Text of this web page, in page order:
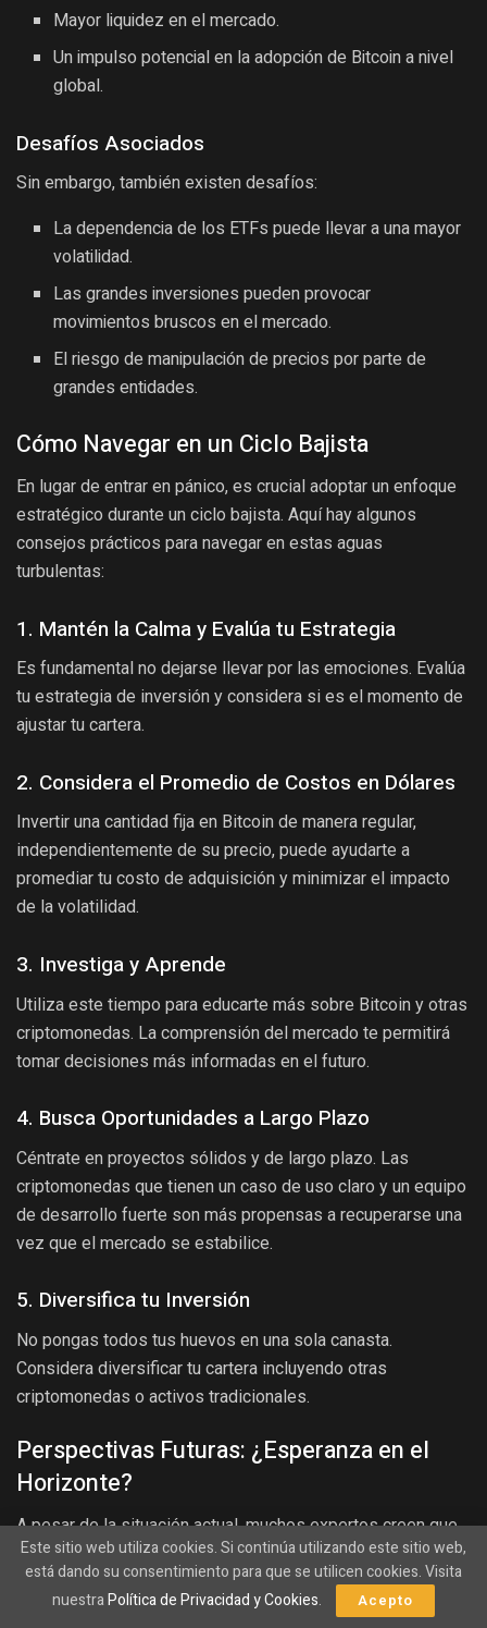
Mayor liquidez en el mercado.
Un impulso potencial en la adopción de Bitcoin a nivel
global.
Desafíos Asociados
Sin embargo, también existen desafíos:
La dependencia de los ETFs puede llevar a una mayor
volatilidad.
Las grandes inversiones pueden provocar
movimientos bruscos en el mercado.
El riesgo de manipulación de precios por parte de
grandes entidades.
Cómo Navegar en un Ciclo Bajista
En lugar de entrar en pánico, es crucial adoptar un enfoque
estratégico durante un ciclo bajista. Aquí hay algunos
consejos prácticos para navegar en estas aguas
turbulentas:
1. Mantén la Calma y Evalúa tu Estrategia
Es fundamental no dejarse llevar por las emociones. Evalúa
tu estrategia de inversión y considera si es el momento de
ajustar tu cartera.
2. Considera el Promedio de Costos en Dólares
Invertir una cantidad fija en Bitcoin de manera regular,
independientemente de su precio, puede ayudarte a
promediar tu costo de adquisición y minimizar el impacto
de la volatilidad.
3. Investiga y Aprende
Utiliza este tiempo para educarte más sobre Bitcoin y otras
criptomonedas. La comprensión del mercado te permitirá
tomar decisiones más informadas en el futuro.
4. Busca Oportunidades a Largo Plazo
Céntrate en proyectos sólidos y de largo plazo. Las
criptomonedas que tienen un caso de uso claro y un equipo
de desarrollo fuerte son más propensas a recuperarse una
vez que el mercado se estabilice.
5. Diversifica tu Inversión
No pongas todos tus huevos en una sola canasta.
Considera diversificar tu cartera incluyendo otras
criptomonedas o activos tradicionales.
Perspectivas Futuras: ¿Esperanza en el
Horizonte?
A pesar de la situación actual, muchos expertos creen que
el futuro de Bitcoin sigue siendo prometedor. La adopción
institucional, la creciente aceptación como medio de
intercambio y los desarrollos tecnológicos son factores
Este sitio web utiliza cookies. Si continúa utilizando este sitio web,
está dando su consentimiento para que se utilicen cookies. Visita
nuestraPolítica de Privacidad y Cookies. Acepto